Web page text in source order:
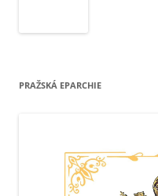
PRAŽSKÁ EPARCHIE